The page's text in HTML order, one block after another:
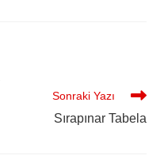
Sonraki Yazı
Sırapınar Tabela